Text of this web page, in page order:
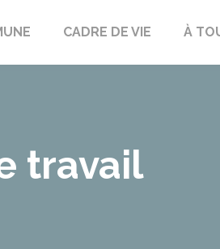
CADRE DE VIE À
travail